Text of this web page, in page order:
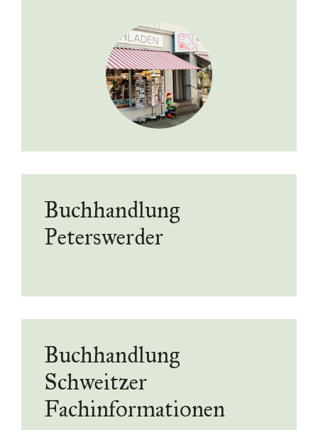
Buchhandlung
Peterswerder
Buchhandlung
Schweitzer
Fachinformationen